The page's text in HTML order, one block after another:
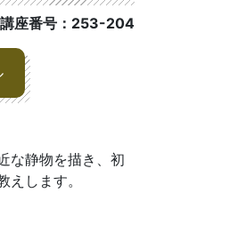
講座番号：253-204
な静物を描き、初
します。